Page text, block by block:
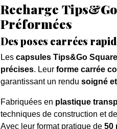
Recharge
Préformées
Des poses carrées
Les capsules Tips&Go
précises. Leur forme carrée
garantissant un rendu soigné
Fabriquées en plastique
techniques de construction et
Avec leur format pratique de 50